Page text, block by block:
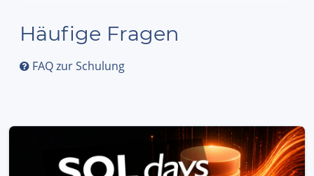
Häufige Fragen
FAQ zur Schulung